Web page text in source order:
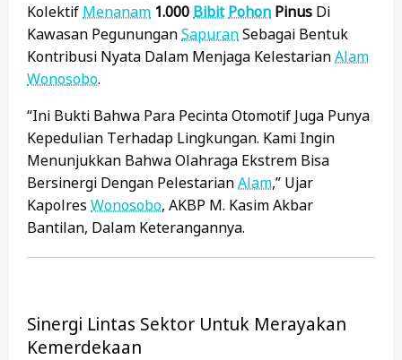
Kolektif Menanam 1.000 Bibit Pohon Pinus Di
Kawasan PegununganSapuranSebagai Bentuk
Kontribusi Nyata Dalam Menjaga KelestarianAlam
Wonosobo.
“Ini Bukti Bahwa Para Pecinta Otomotif Juga Punya
Kepedulian Terhadap Lingkungan. Kami Ingin
Menunjukkan Bahwa Olahraga Ekstrem Bisa
Bersinergi Dengan PelestarianAlam,” Ujar
Kapolres Wonosobo, AKBP M. Kasim Akbar
Bantilan, Dalam Keterangannya.
Sinergi Lintas Sektor Untuk Merayakan
Kemerdekaan